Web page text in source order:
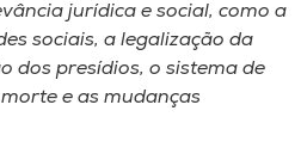
jurídica e social, como a
sociais, a legalização da
dos presídios, o sistema de
e as mudanças